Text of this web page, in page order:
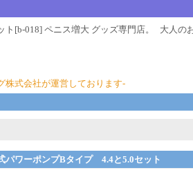
[b-018] ペニス増大 グッズ専門店。 大人の
株式会社が運営しております-
パワーポンプBタイプ 4.4と5.0セット